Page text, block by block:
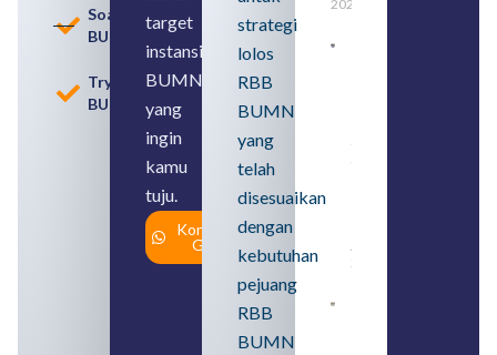
Soal
BUMN
Tryout
BUMN
target
instansi
BUMN
yang
ingin
kamu
tuju.
Konsultasi
Gratis
strategi
lolos
RBB
BUMN
yang
telah
disesuaikan
dengan
kebutuhan
pejuang
RBB
BUMN
2026
SMA
Syarat,
August 5,
2026